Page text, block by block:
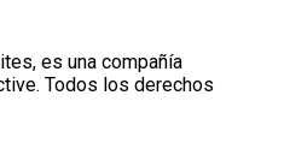
es una compañía
Todos los derechos